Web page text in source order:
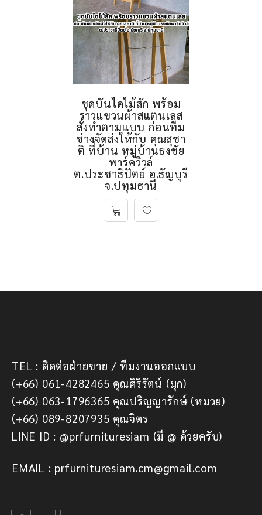
ชุดบันไดไม้สัก พร้อม
ราวแขวนผ้าสแตนเลส
สั่งทำตามแบบ ก่อนทีม
ช่างจัดส่งให้กับ คุณสุชา
ติ ที่บ้าน หมู่บ้านธงชัย
พาร์ควิวล์
ต.ประชาธิปัตย์ อ.ธัญบุรี
จ.ปทุมธานี
TEL : ติดต่อฝ่ายขาย / ทีมงานออกแบบ
(+66) 061-4282465 คุณศิริรัตน์ (มุก)
(+66) 063-1796365 คุณปริญญารักษ์ (หมวย)
(+66) 089-8207935 คุณจิตร
LINE ID : @prfurnituresiam (มี @ ด้วยครับ)
EMAIL : prfurnituresiam.cm@gmail.com